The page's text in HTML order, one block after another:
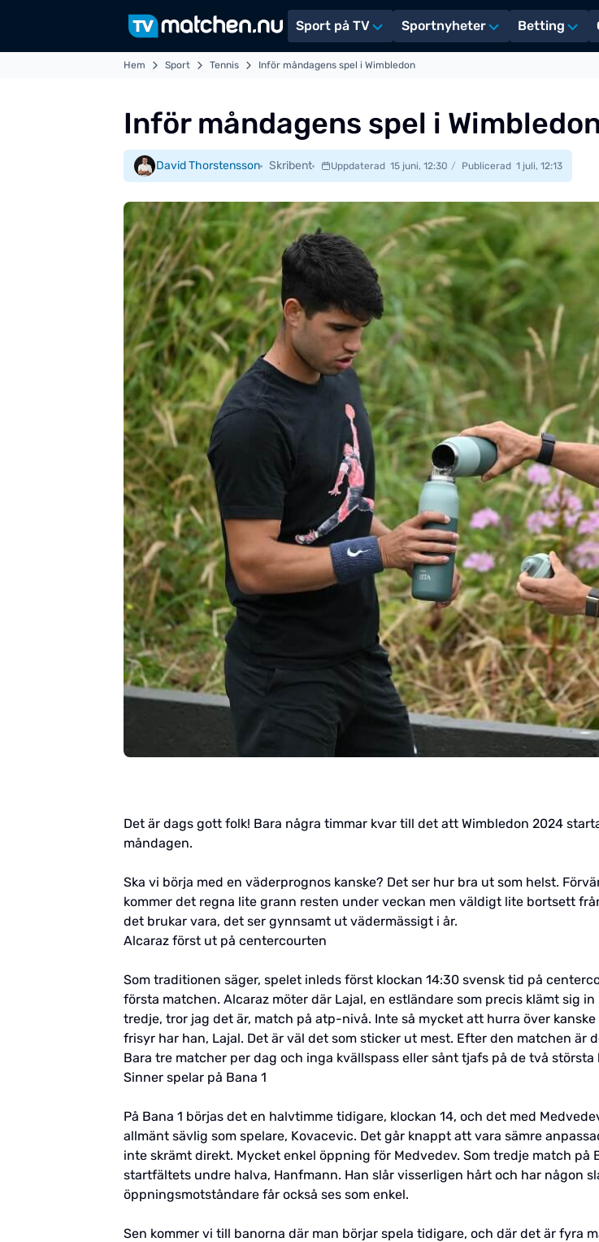
Sport på TV Sportnyheter Betting
Hem Sport Tennis Inför måndagens spel i Wimbledon
Inför måndagens spel i
David Thorstensson Skribent Uppdaterad 15 juni, 12:30 Publicerad 1 juli, 12:13
Det är dags gott folk! Bara några timmar kvar till det att Wimbledon 2024
måndagen.
Ska vi börja med en väderprognos kanske? Det ser hur bra ut som helst.
kommer det regna lite grann resten under veckan men väldigt lite bortsett
det brukar vara, det ser gynnsamt ut vädermässigt i år.
Alcaraz först ut på centercourten
Som traditionen säger, spelet inleds först klockan 14:30 svensk tid på
första matchen. Alcaraz möter där Lajal, en estländare som precis klämt sig
tredje, tror jag det är, match på atp-nivå. Inte så mycket att hurra över
frisyr har han, Lajal. Det är väl det som sticker ut mest. Efter den matchen
Bara tre matcher per dag och inga kvällspass eller sånt tjafs på de två största
Sinner spelar på Bana 1
På Bana 1 börjas det en halvtimme tidigare, klockan 14, och det med
allmänt sävlig som spelare, Kovacevic. Det går knappt att vara sämre
inte skrämt direkt. Mycket enkel öppning för Medvedev. Som tredje match på
startfältets undre halva, Hanfmann. Han slår visserligen hårt och har någon
öppningsmotståndare får också ses som enkel.
Sen kommer vi till banorna där man börjar spela tidigare, och där det är fyra